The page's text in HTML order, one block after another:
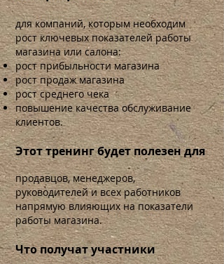
для компаний, которым необходим
рост ключевых показателей работы
магазина или салона:
рост прибыльности магазина
рост продаж магазина
рост среднего чека
повышение качества обслуживание
клиентов.
Этот тренинг будет полезен для
продавцов, менеджеров,
руководителей и всех работников
напрямую влияющих на показатели
работы магазина.
Что получат участники